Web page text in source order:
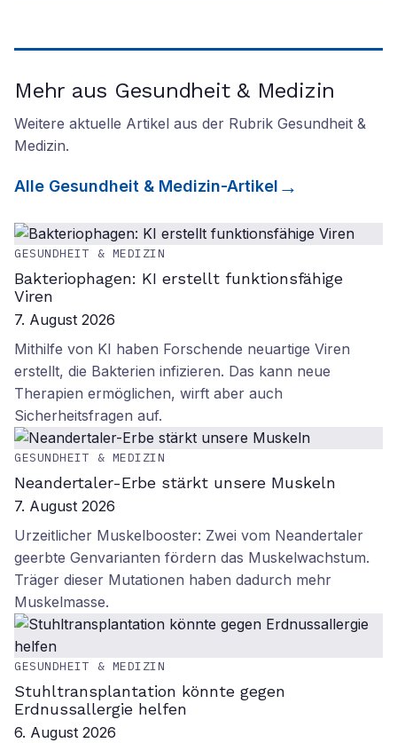
Mehr aus Gesundheit & Medizin
Weitere aktuelle Artikel aus der Rubrik Gesundheit &
Medizin.
Alle Gesundheit & Medizin-Artikel
GESUNDHEIT & MEDIZIN
Bakteriophagen: KI erstellt funktionsfähige
Viren
7. August 2026
Mithilfe von KI haben Forschende neuartige Viren
erstellt, die Bakterien infizieren. Das kann neue
Therapien ermöglichen, wirft aber auch
Sicherheitsfragen auf.
GESUNDHEIT & MEDIZIN
Neandertaler-Erbe stärkt unsere Muskeln
7. August 2026
Urzeitlicher Muskelbooster: Zwei vom Neandertaler
geerbte Genvarianten fördern das Muskelwachstum.
Träger dieser Mutationen haben dadurch mehr
Muskelmasse.
GESUNDHEIT & MEDIZIN
Stuhltransplantation könnte gegen
Erdnussallergie helfen
6. August 2026